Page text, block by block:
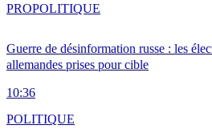
Guerre de désinformation russe : les
allemandes prises pour cible
10:36
PROPOLITIQUE
POLITIQUE